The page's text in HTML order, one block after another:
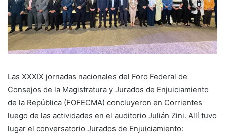
Las XXXIX jornadas nacionales del Foro Federal de
Consejos de la Magistratura y Jurados de Enjuiciamiento
de la República (FOFECMA) concluyeron en Corrientes
luego de las actividades en el auditorio Julián Zini. Allí tuvo
lugar el conversatorio Jurados de Enjuiciamiento: